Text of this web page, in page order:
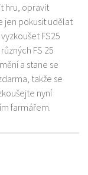
hru, opravit
jen pokusit udělat
FS25
FS 25
a stane se
takže se
nyní
farmářem.